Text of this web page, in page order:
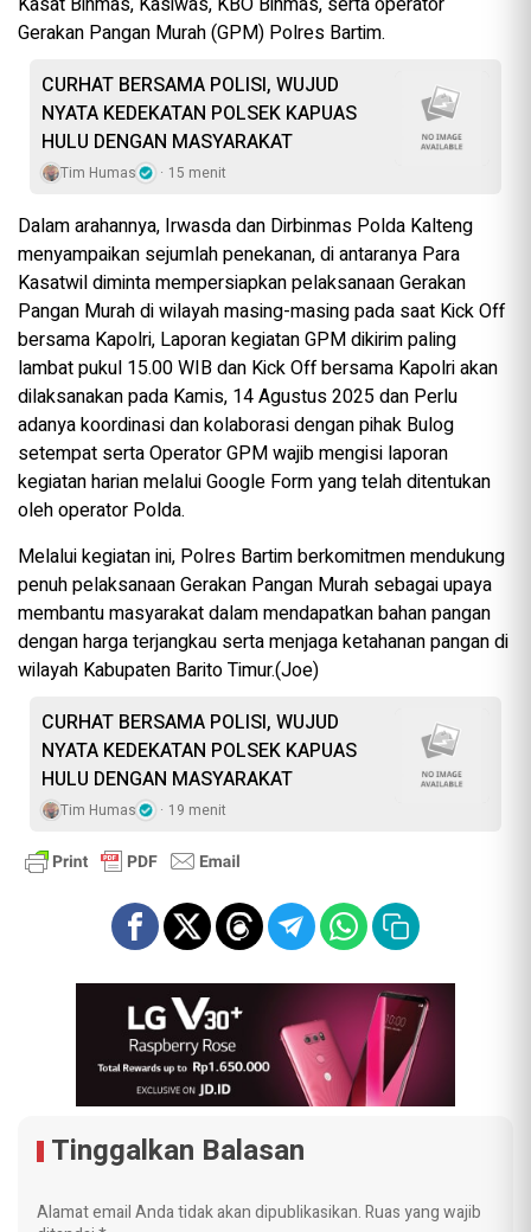
Gerakan Pangan Murah (GPM) Polres Bartim.
CURHAT BERSAMA POLISI, WUJUD
NYATA KEDEKATAN POLSEK KAPUAS
HULU DENGAN MASYARAKAT
Tim Humas 15 menit
Dalam arahannya, Irwasda dan Dirbinmas Polda Kalteng
menyampaikan sejumlah penekanan, di antaranya Para
Kasatwil diminta mempersiapkan pelaksanaan Gerakan
Pangan Murah di wilayah masing-masing pada saat Kick Off
bersama Kapolri, Laporan kegiatan GPM dikirim paling
lambat pukul 15.00 WIB dan Kick Off bersama Kapolri akan
dilaksanakan pada Kamis, 14 Agustus 2025 dan Perlu
adanya koordinasi dan kolaborasi dengan pihak Bulog
setempat serta Operator GPM wajib mengisi laporan
kegiatan harian melalui Google Form yang telah ditentukan
oleh operator Polda.
Melalui kegiatan ini, Polres Bartim berkomitmen mendukung
penuh pelaksanaan Gerakan Pangan Murah sebagai upaya
membantu masyarakat dalam mendapatkan bahan pangan
dengan harga terjangkau serta menjaga ketahanan pangan di
wilayah Kabupaten Barito Timur.(Joe)
CURHAT BERSAMA POLISI, WUJUD
NYATA KEDEKATAN POLSEK KAPUAS
HULU DENGAN MASYARAKAT
Tim Humas 19 menit
Tinggalkan Balasan
Alamat email Anda tidak akan dipublikasikan.Ruas yang wajib